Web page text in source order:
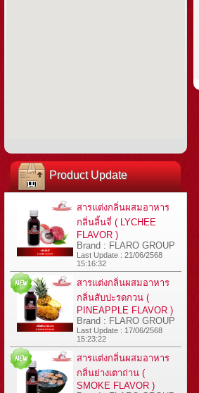
Product Update
สารแต่งกลิ่นผสมอาหาร
กลิ่นลิ้นจี่ ( LYCHEE
FLAVOR )
Brand : FLARO GROUP
Last Update : 21/06/2568
15:16:32
สารแต่งกลิ่นผสมอาหาร
กลิ่นสับปะรดกวน (
PINEAPPLE FLAVOR )
Brand : FLARO GROUP
Last Update : 17/06/2568
15:23:22
สารแต่งกลิ่นผสมอาหาร
กลิ่นย่างเตาถ่าน (
SMOKE FLAVOR )